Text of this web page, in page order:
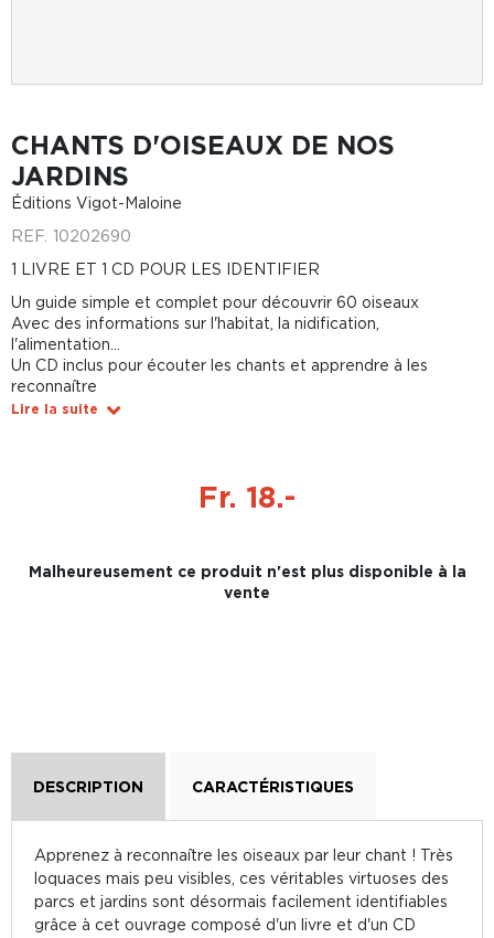
CHANTS D'OISEAUX DE NOS
JARDINS
Éditions Vigot-Maloine
REF. 10202690
1 LIVRE ET 1 CD POUR LES IDENTIFIER
Un guide simple et complet pour découvrir 60 oiseaux
Avec des informations sur l'habitat, la nidification,
l'alimentation...
Un CD inclus pour écouter les chants et apprendre à les
reconnaître
Lire la suite
Fr. 18.-
Malheureusement ce produit n'est plus disponible à la
vente
DESCRIPTION CARACTÉRISTIQUES
Apprenez à reconnaître les oiseaux par leur chant ! Très
loquaces mais peu visibles, ces véritables virtuoses des
parcs et jardins sont désormais facilement identifiables
grâce à cet ouvrage composé d'un livre et d'un CD